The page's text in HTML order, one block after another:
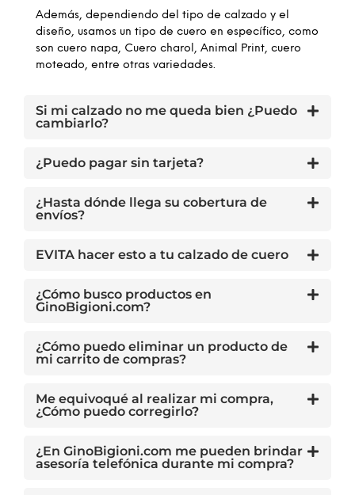
Además, dependiendo del tipo de calzado y el
diseño, usamos un tipo de cuero en específico, como
son cuero napa, Cuero charol, Animal Print, cuero
moteado, entre otras variedades.
Si mi calzado no me queda bien ¿Puedo
cambiarlo?
¿Puedo pagar sin tarjeta?
¿Hasta dónde llega su cobertura de
envíos?
EVITA hacer esto a tu calzado de cuero
¿Cómo busco productos en
GinoBigioni.com?
¿Cómo puedo eliminar un producto de
mi carrito de compras?
Me equivoqué al realizar mi compra,
¿Cómo puedo corregirlo?
¿En GinoBigioni.com me pueden brindar
asesoría telefónica durante mi compra?